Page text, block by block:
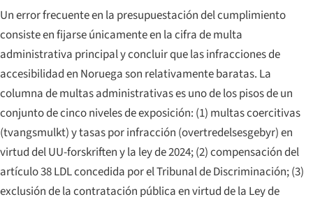
Un error frecuente en la presupuestación del cumplimiento
consiste en fijarse únicamente en la cifra de multa
administrativa principal y concluir que las infracciones de
accesibilidad en Noruega son relativamente baratas. La
columna de multas administrativas es uno de los pisos de un
conjunto de cinco niveles de exposición: (1) multas coercitivas
(tvangsmulkt) y tasas por infracción (overtredelsesgebyr) en
virtud del UU-forskriften y la ley de 2024; (2) compensación del
artículo 38 LDL concedida por el Tribunal de Discriminación; (3)
exclusión de la contratación pública en virtud de la Ley de